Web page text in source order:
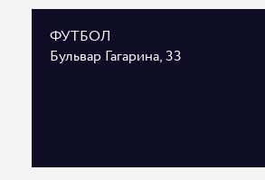
ФУТБОЛ
Бульвар Гагарина, 33